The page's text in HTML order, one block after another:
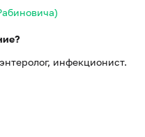
инфекционист.